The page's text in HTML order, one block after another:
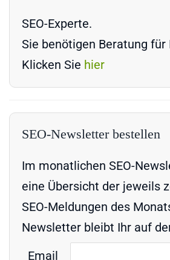
SEO-Experte.
Sie benötigen Beratung für
Klicken Sie hier
SEO-Newsletter bestellen
Im monatlichen SEO-
eine Übersicht der jeweils
SEO-Meldungen des
Newsletter bleibt Ihr auf
Email